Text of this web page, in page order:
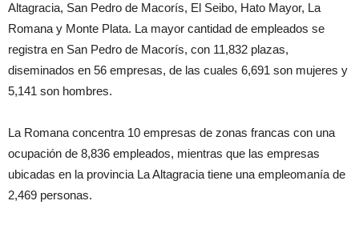
Altagracia, San Pedro de Macorís, El Seibo, Hato Mayor, La
Romana y Monte Plata. La mayor cantidad de empleados se
registra en San Pedro de Macorís, con 11,832 plazas,
diseminados en 56 empresas, de las cuales 6,691 son mujeres y
5,141 son hombres.
La Romana concentra 10 empresas de zonas francas con una
ocupación de 8,836 empleados, mientras que las empresas
ubicadas en la provincia La Altagracia tiene una empleomanía de
2,469 personas.